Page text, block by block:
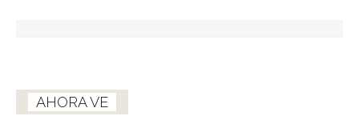
AHORA VE